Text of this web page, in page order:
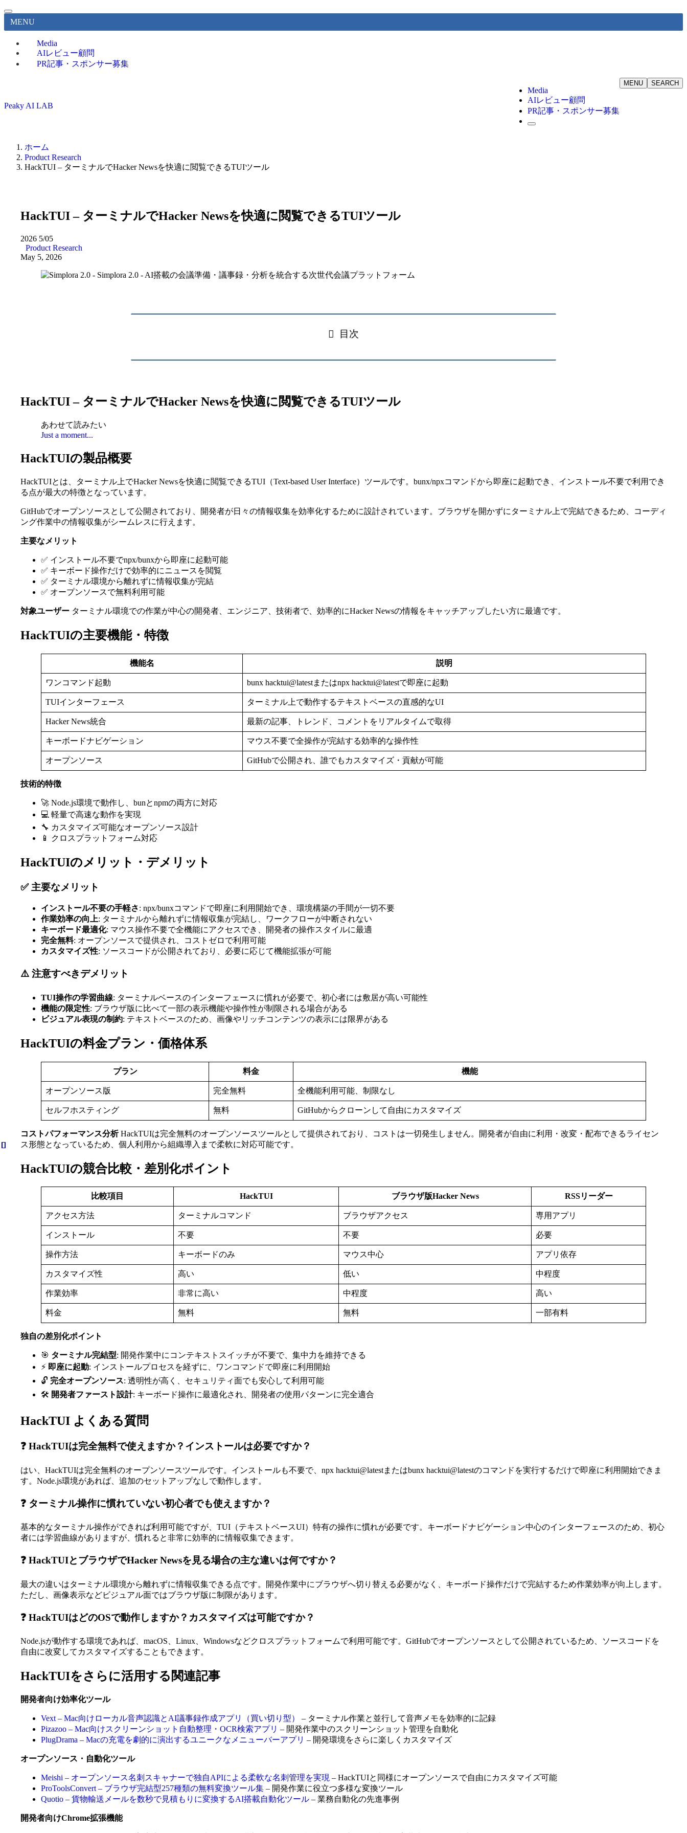
MENU
Media
AIレビュー顧問
PR記事・スポンサー募集
Peaky AI LAB
Media
AIレビュー顧問
PR記事・スポンサー募集
SEARCH
MENU
ホーム
Product Research
HackTUI – ターミナルでHacker Newsを快適に閲覧できるTUIツール
HackTUI – ターミナルでHacker Newsを快適に閲覧できるTUIツール
2026 5/05
Product Research
May 5, 2026
目次
HackTUI – ターミナルでHacker Newsを快適に閲覧できるTUIツール
あわせて読みたい
Just a moment...
HackTUIの製品概要
HackTUIとは、ターミナル上でHacker Newsを快適に閲覧できるTUI（Text-based User Interface）ツールです。bunx/npxコマンドから即座に起動でき、インストール不要で利用でき
る点が最大の特徴となっています。
GitHubでオープンソースとして公開されており、開発者が日々の情報収集を効率化するために設計されています。ブラウザを開かずにターミナル上で完結できるため、コーディ
ング作業中の情報収集がシームレスに行えます。
主要なメリット
✅ インストール不要でnpx/bunxから即座に起動可能
✅ キーボード操作だけで効率的にニュースを閲覧
✅ ターミナル環境から離れずに情報収集が完結
✅ オープンソースで無料利用可能
対象ユーザー ターミナル環境での作業が中心の開発者、エンジニア、技術者で、効率的にHacker Newsの情報をキャッチアップしたい方に最適です。
HackTUIの主要機能・特徴
機能名 説明
ワンコマンド起動 bunx hacktui@latestまたはnpx hacktui@latestで即座に起動
TUIインターフェース ターミナル上で動作するテキストベースの直感的なUI
Hacker News統合 最新の記事、トレンド、コメントをリアルタイムで取得
キーボードナビゲーション マウス不要で全操作が完結する効率的な操作性
オープンソース GitHubで公開され、誰でもカスタマイズ・貢献が可能
技術的特徴
🚀 Node.js環境で動作し、bunとnpmの両方に対応
💻 軽量で高速な動作を実現
🔧 カスタマイズ可能なオープンソース設計
📱 クロスプラットフォーム対応
HackTUIのメリット・デメリット
✅ 主要なメリット
インストール不要の手軽さ: npx/bunxコマンドで即座に利用開始でき、環境構築の手間が一切不要
作業効率の向上: ターミナルから離れずに情報収集が完結し、ワークフローが中断されない
キーボード最適化: マウス操作不要で全機能にアクセスでき、開発者の操作スタイルに最適
完全無料: オープンソースで提供され、コストゼロで利用可能
カスタマイズ性: ソースコードが公開されており、必要に応じて機能拡張が可能
⚠️ 注意すべきデメリット
TUI操作の学習曲線: ターミナルベースのインターフェースに慣れが必要で、初心者には敷居が高い可能性
機能の限定性: ブラウザ版に比べて一部の表示機能や操作性が制限される場合がある
ビジュアル表現の制約: テキストベースのため、画像やリッチコンテンツの表示には限界がある
HackTUIの料金プラン・価格体系
プラン 料金 機能
オープンソース版 完全無料 全機能利用可能、制限なし
セルフホスティング 無料 GitHubからクローンして自由にカスタマイズ
コストパフォーマンス分析HackTUIは完全無料のオープンソースツールとして提供されており、コストは一切発生しません。開発者が自由に利用・改変・配布できるライセン
ス形態となっているため、個人利用から組織導入まで柔軟に対応可能です。
HackTUIの競合比較・差別化ポイント
比較項目 HackTUI ブラウザ版Hacker News RSSリーダー
アクセス方法 ターミナルコマンド ブラウザアクセス 専用アプリ
インストール 不要 不要 必要
操作方法 キーボードのみ マウス中心 アプリ依存
カスタマイズ性 高い 低い 中程度
作業効率 非常に高い 中程度 高い
料金 無料 無料 一部有料
独自の差別化ポイント
🎯 ターミナル完結型: 開発作業中にコンテキストスイッチが不要で、集中力を維持できる
⚡ 即座に起動: インストールプロセスを経ずに、ワンコマンドで即座に利用開始
🔓 完全オープンソース: 透明性が高く、セキュリティ面でも安心して利用可能
🛠️ 開発者ファースト設計: キーボード操作に最適化され、開発者の使用パターンに完全適合
HackTUI よくある質問
❓ HackTUIは完全無料で使えますか？インストールは必要ですか？
はい、HackTUIは完全無料のオープンソースツールです。インストールも不要で、npx hacktui@latestまたはbunx hacktui@latestのコマンドを実行するだけで即座に利用開始できま
す。Node.js環境があれば、追加のセットアップなしで動作します。
❓ ターミナル操作に慣れていない初心者でも使えますか？
基本的なターミナル操作ができれば利用可能ですが、TUI（テキストベースUI）特有の操作に慣れが必要です。キーボードナビゲーション中心のインターフェースのため、初心
者には学習曲線がありますが、慣れると非常に効率的に情報収集できます。
❓ HackTUIとブラウザでHacker Newsを見る場合の主な違いは何ですか？
最大の違いはターミナル環境から離れずに情報収集できる点です。開発作業中にブラウザへ切り替える必要がなく、キーボード操作だけで完結するため作業効率が向上します。
ただし、画像表示などビジュアル面ではブラウザ版に制限があります。
❓ HackTUIはどのOSで動作しますか？カスタマイズは可能ですか？
Node.jsが動作する環境であれば、macOS、Linux、Windowsなどクロスプラットフォームで利用可能です。GitHubでオープンソースとして公開されているため、ソースコードを
自由に改変してカスタマイズすることもできます。
HackTUIをさらに活用する関連記事
開発者向け効率化ツール
Vext – Mac向けローカル音声認識とAI議事録作成アプリ（買い切り型）
– ターミナル作業と並行して音声メモを効率的に記録
Pizazoo – Mac向けスクリーンショット自動整理・OCR検索アプリ – 開発作業中のスクリーンショット管理を自動化
PlugDrama – Macの充電を劇的に演出するユニークなメニューバーアプリ – 開発環境をさらに楽しくカスタマイズ
オープンソース・自動化ツール
Meishi – オープンソース名刺スキャナーで独自APIによる柔軟な名刺管理を実現 – HackTUIと同様にオープンソースで自由にカスタマイズ可能
ProToolsConvert – ブラウザ完結型257種類の無料変換ツール集 – 開発作業に役立つ多様な変換ツール
Quotio – 貨物輸送メールを数秒で見積もりに変換するAI搭載自動化ツール – 業務自動化の先進事例
開発者向けChrome拡張機能